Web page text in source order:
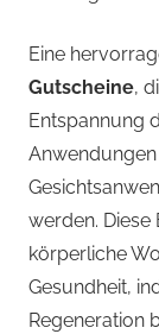
Eine
Gutscheine,
Entspannung
werden. Diese
körperliche
Gesundheit,
Regeneration